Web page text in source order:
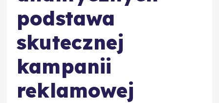
podstawa
skutecznej
kampanii
reklamowej